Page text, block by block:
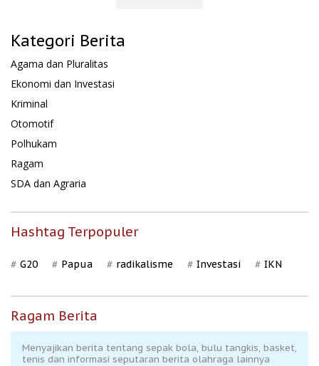
Kategori Berita
Agama dan Pluralitas
Ekonomi dan Investasi
Kriminal
Otomotif
Polhukam
Ragam
SDA dan Agraria
Hashtag Terpopuler
G20 Papua radikalisme Investasi IKN
Ragam Berita
Menyajikan berita tentang sepak bola, bulu tangkis, basket,
tenis dan informasi seputaran berita olahraga lainnya